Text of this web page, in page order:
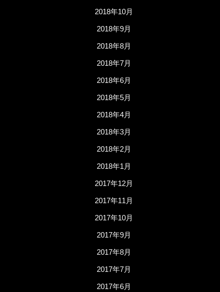
2018年10月
2018年9月
2018年8月
2018年7月
2018年6月
2018年5月
2018年4月
2018年3月
2018年2月
2018年1月
2017年12月
2017年11月
2017年10月
2017年9月
2017年8月
2017年7月
2017年6月